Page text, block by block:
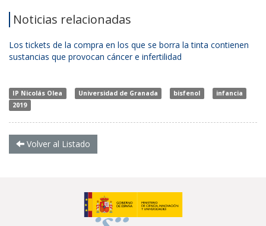
Noticias relacionadas
Los tickets de la compra en los que se borra la tinta contienen
sustancias que provocan cáncer e infertilidad
IP Nicolás Olea Universidad de Granada bisfenol
infancia
2019
Volver al Listado